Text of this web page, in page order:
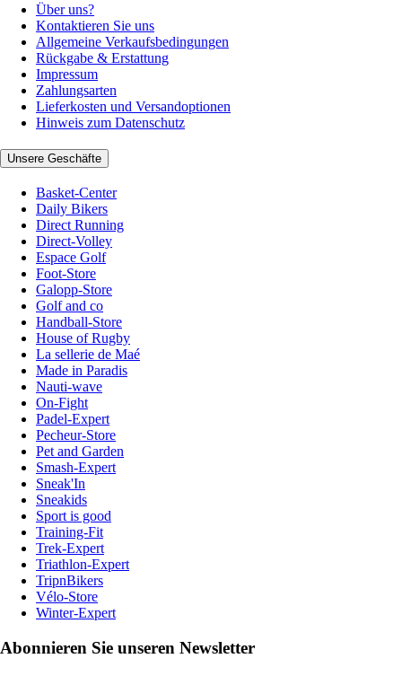
Über uns?
Kontaktieren Sie uns
Allgemeine Verkaufsbedingungen
Rückgabe & Erstattung
Impressum
Zahlungsarten
Lieferkosten und Versandoptionen
Hinweis zum Datenschutz
Unsere Geschäfte
Basket-Center
Daily Bikers
Direct Running
Direct-Volley
Espace Golf
Foot-Store
Galopp-Store
Golf and co
Handball-Store
House of Rugby
La sellerie de Maé
Made in Paradis
Nauti-wave
On-Fight
Padel-Expert
Pecheur-Store
Pet and Garden
Smash-Expert
Sneak'In
Sneakids
Sport is good
Training-Fit
Trek-Expert
Triathlon-Expert
TripnBikers
Vélo-Store
Winter-Expert
Abonnieren Sie unseren Newsletter